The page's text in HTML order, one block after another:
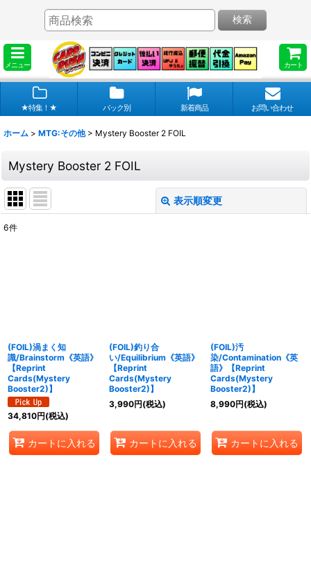
メニュー カート
検索
★特集！★ パック別 新着商品 お問い合わせ
ホーム > MTG:その他 > Mystery Booster 2 FOIL
Mystery Booster 2 FOIL
表示順変更
絞り込む
6件
(FOIL)渦まく知
識/Brainstorm《英語》
【Reprint
Cards(Mystery
Booster2)】
34,810円(税込)
カートに入れる
(FOIL)釣り合
い/Equilibrium《英語》
【Reprint
Cards(Mystery
Booster2)】
3,990円(税込)
カートに入れる
(FOIL)汚
染/Contamination《英
語》【Reprint
Cards(Mystery
Booster2)】
8,990円(税込)
カートに入れる